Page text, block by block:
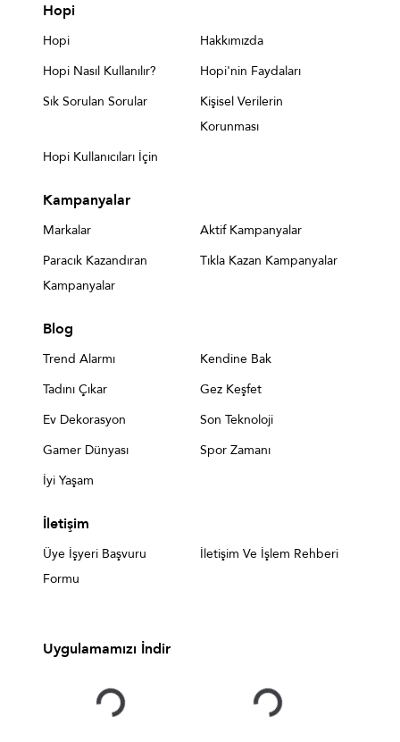
Hopi
Hopi
Hakkımızda
Hopi Nasıl Kullanılır?
Hopi'nin Faydaları
Sık Sorulan Sorular
Kişisel Verilerin
Korunması
Hopi Kullanıcıları İçin
Kampanyalar
Markalar
Aktif Kampanyalar
Paracık Kazandıran
Kampanyalar
Tıkla Kazan Kampanyalar
Blog
Trend Alarmı
Kendine Bak
Tadını Çıkar
Gez Keşfet
Ev Dekorasyon
Son Teknoloji
Gamer Dünyası
Spor Zamanı
İyi Yaşam
İletişim
Üye İşyeri Başvuru
Formu
İletişim Ve İşlem Rehberi
Uygulamamızı İndir